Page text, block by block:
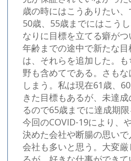
歳の時にはこうありたい、
50歳、55歳までにはこう
なりに目標を立てる癖が
年齢までの途中で新たな
は、それらを追加した。
野も含めてである。さも
しまう。私は現在61歳、
きた目標もあるが、未達
るので65歳までに達成期限
今回のCOVID-19により、
決めた会社や断腸の思い
会社も多いと思う。大変